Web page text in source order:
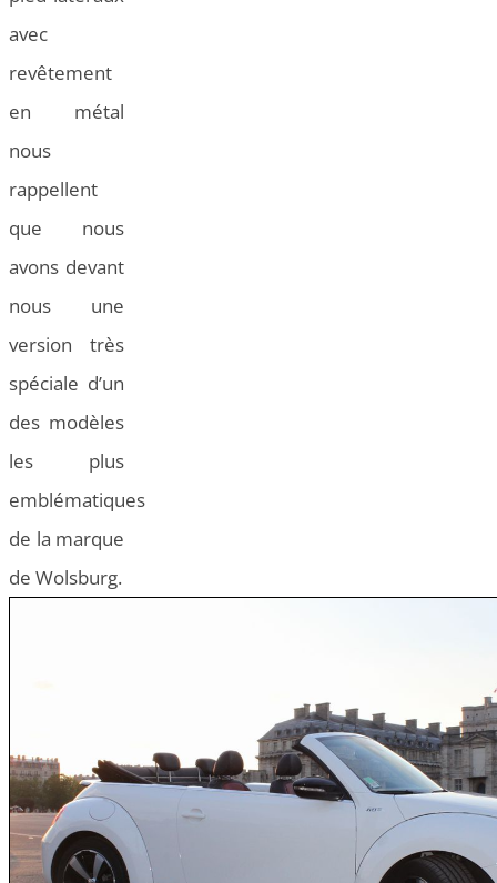
avec
revêtement
en métal
nous
rappellent
que nous
avons devant
nous une
version très
spéciale d’un
des modèles
les plus
emblématiques
de la marque
de Wolsburg.